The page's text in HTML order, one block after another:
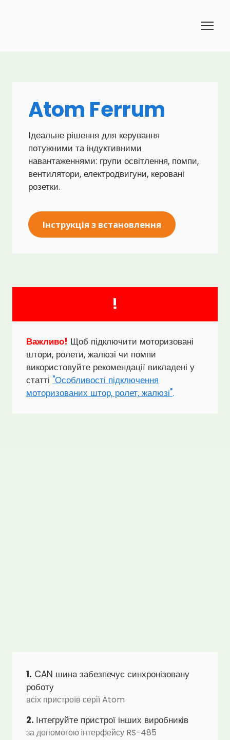
Atom Ferrum
Ідеальне рішення для керування
потужними та індуктивними
навантаженнями: групи освітлення, помпи,
вентилятори, електродвигуни, керовані
розетки.
Інструкція з встановлення
!
Важливо! Щоб підключити моторизовані
штори, ролети, жалюзі чи помпи
використовуйте рекомендації викладені у
статті "Особливості підключення
моторизованих штор, ролет, жалюзі".
1. CAN шина забезпечує синхронізовану
роботу
всіх пристроїв серії Atom
2. Інтегруйте пристрої інших виробників
за допомогою iнтерфейсу RS-485